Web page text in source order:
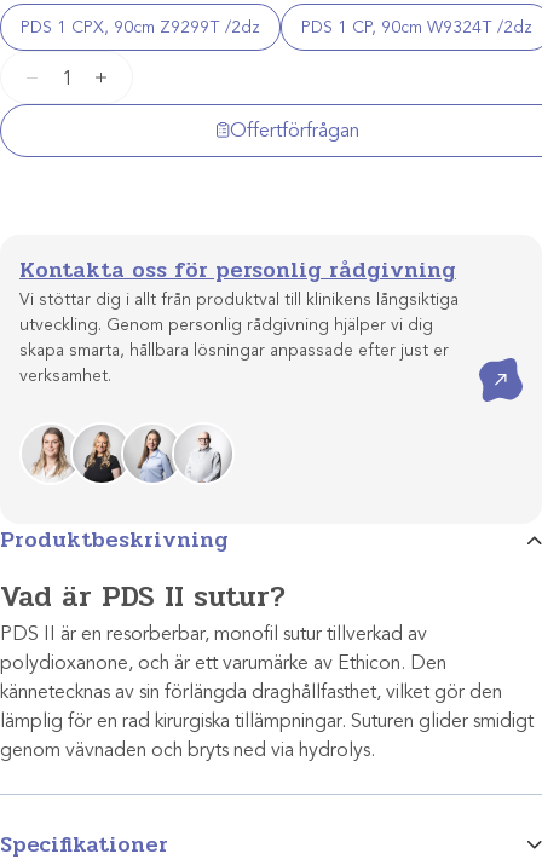
PDS 1 CPX, 90cm Z9299T /2dz PDS 1 CP, 90cm W9324T /2dz
1
sutur
+
Offertförfrågan
Produktbeskrivning
Vad är PDS II sutur?
PDS II är en resorberbar, monofil sutur tillverkad av
polydioxanone, och är ett varumärke av Ethicon. Den
kännetecknas av sin förlängda draghållfasthet, vilket gör den
lämplig för en rad kirurgiska tillämpningar. Suturen glider smidigt
genom vävnaden och bryts ned via hydrolys.
Specifikationer
Kontakta oss för personlig rådgivning
Vi stöttar dig i allt från produktval till klinikens långsiktiga
utveckling. Genom personlig rådgivning hjälper vi dig
skapa smarta, hållbara lösningar anpassade efter just er
verksamhet.